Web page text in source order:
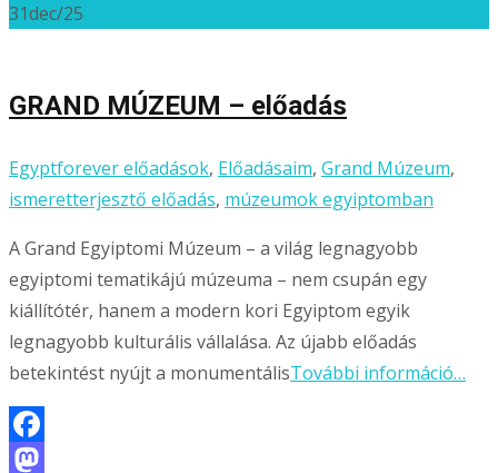
Ossza
31dec/25
GRAND MÚZEUM – előadás
Egyptforever előadások, Előadásaim, Grand Múzeum,
ismeretterjesztő előadás, múzeumok egyiptomban
A Grand Egyiptomi Múzeum – a világ legnagyobb
egyiptomi tematikájú múzeuma – nem csupán egy
kiállítótér, hanem a modern kori Egyiptom egyik
legnagyobb kulturális vállalása. Az újabb előadás
betekintést nyújt a monumentálisTovábbi információ…
Facebook